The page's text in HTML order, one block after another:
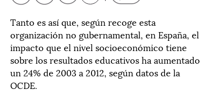
Tanto es así que, según recoge esta
organización no gubernamental, en España, el
impacto que el nivel socioeconómico tiene
sobre los resultados educativos ha aumentado
un 24% de 2003 a 2012, según datos de la
OCDE.